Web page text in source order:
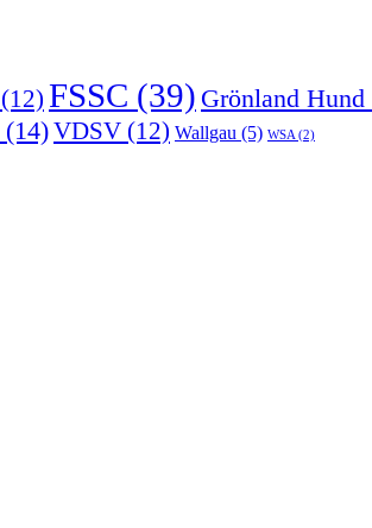
(12) FSSC (39) Grönland Hund
(14)VDSV (12) Wallgau (5) WSA (2)